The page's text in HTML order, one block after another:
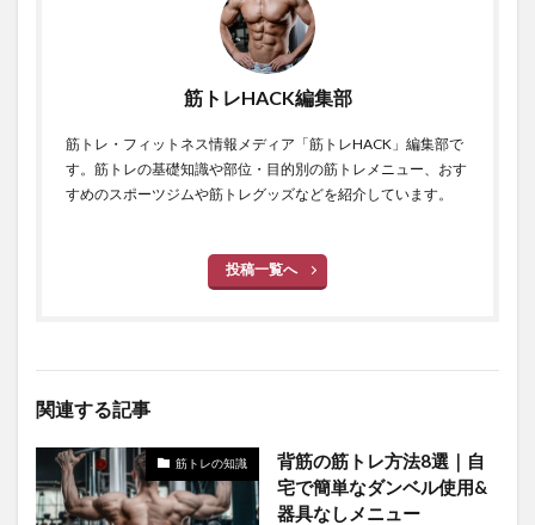
筋トレHACK編集部
筋トレ・フィットネス情報メディア「筋トレHACK」編集部で
す。筋トレの基礎知識や部位・目的別の筋トレメニュー、おす
すめのスポーツジムや筋トレグッズなどを紹介しています。
投稿一覧へ
関連する記事
筋トレの知識
背筋の筋トレ方法8選｜自
宅で簡単なダンベル使用&
器具なしメニュー